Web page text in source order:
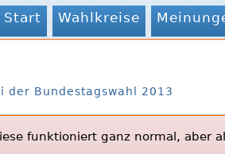
Start Wahlkreise
der Bundestagswahl 2013
funktioniert ganz normal, aber